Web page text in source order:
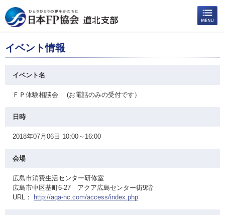
イベント情報
イベント名
ＦＰ体験相談会 (お電話のみの受付です）
日時
2018年07月06日 10:00～16:00
会場
広島市消費生活センター研修室
広島市中区基町6-27 アクア広島センター街9階
URL：
http://aqa-hc.com/access/index.php